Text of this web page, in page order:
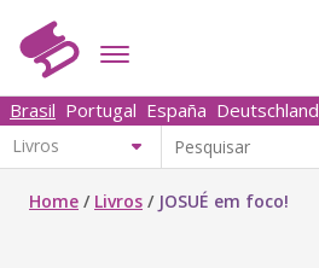
Brasil Portugal España Deutschland
Home / Livros / JOSUÉ em foco!